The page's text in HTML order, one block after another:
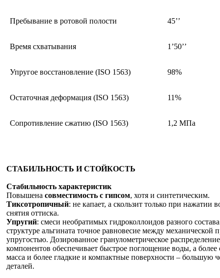
Пребывание в ротовой полости 45’’
Время схватывания 1’50’’
Упругое восстановление (ISO 1563) 98%
Остаточная деформация (ISO 1563) 11%
Сопротивление сжатию (ISO 1563) 1,2 МПа
СТАБИЛЬНОСТЬ И СТОЙКОСТЬ
Стабильность характеристик
Повышена совместимость с гипсом, хотя и синтетическим.
Тиксотропичный: не капает, а скользит только при нажатии
снятия оттиска.
Упругий: смеси необратимых гидроколлоидов разного
структуре альгината точное равновесие между механической
упругостью. Дозированное гранулометрическое распределение
компонентов обеспечивает быстрое поглощение воды, а более
масса и более гладкие и компактные поверхности – большую
деталей.